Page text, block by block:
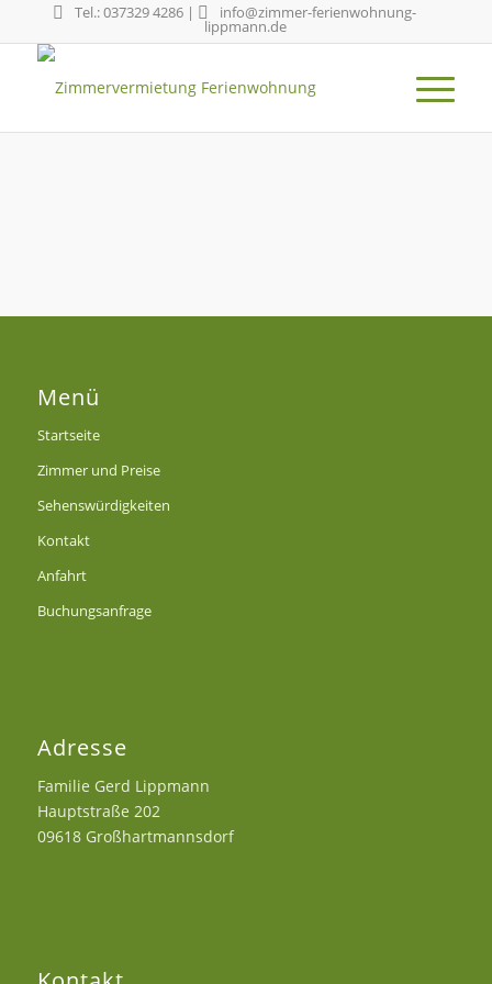
Tel.: 037329 4286 | info@zimmer-ferienwohnung-
lippmann.de
Menü
Startseite
Zimmer und Preise
Sehenswürdigkeiten
Kontakt
Anfahrt
Buchungsanfrage
Adresse
Familie Gerd Lippmann
Hauptstraße 202
09618 Großhartmannsdorf